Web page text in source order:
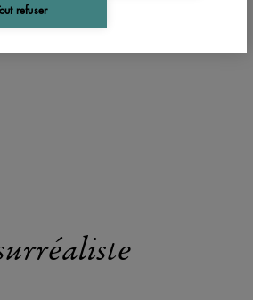
refuser